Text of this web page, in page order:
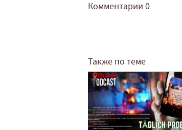
Комментарии 0
Также по теме